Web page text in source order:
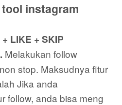
instagram
LIKE + SKIP
Melakukan follow
stop. Maksudnya fitur
Jika anda
follow, anda bisa meng